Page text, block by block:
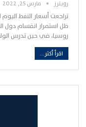
رويترز مارس 25, 2022
تراجعت أسعار النفط
ظل استمرار انقسام دول
روسيا، في حين تدرس
اقرأ أكثر...